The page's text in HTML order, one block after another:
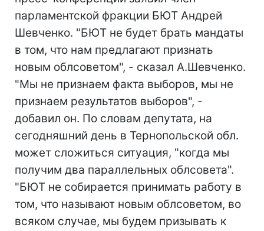
парламентской фракции БЮТ Андрей
Шевченко. "БЮТ не будет брать мандаты
в том, что нам предлагают признать
новым облсоветом", - сказал А.Шевченко.
"Мы не признаем факта выборов, мы не
признаем результатов выборов", -
добавил он. По словам депутата, на
сегодняшний день в Тернопольской обл.
может сложиться ситуация, "когда мы
получим два параллельных облсовета".
"БЮТ не собирается принимать работу в
том, что называют новым облсоветом, во
всяком случае, мы будем призывать к